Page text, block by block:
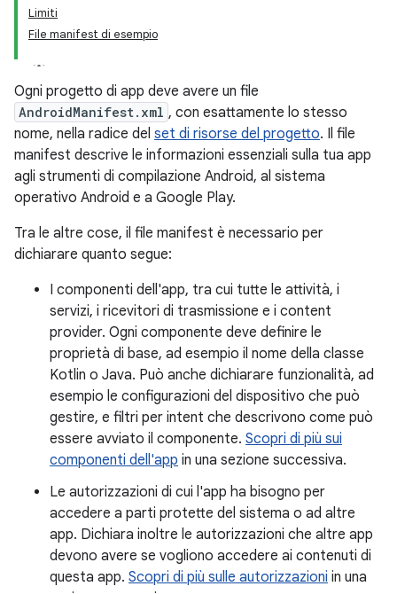
Limiti
File manifest di esempio
Ogni progetto di app deve avere un file
AndroidManifest.xml , con esattamente lo stesso
nome, nella radice del set di risorse del progetto. Il file
manifest descrive le informazioni essenziali sulla tua app
agli strumenti di compilazione Android, al sistema
operativo Android e a Google Play.
Tra le altre cose, il file manifest è necessario per
dichiarare quanto segue:
I componenti dell'app, tra cui tutte le attività, i
servizi, i ricevitori di trasmissione e i content
provider. Ogni componente deve definire le
proprietà di base, ad esempio il nome della classe
Kotlin o Java. Può anche dichiarare funzionalità, ad
esempio le configurazioni del dispositivo che può
gestire, e filtri per intent che descrivono come può
essere avviato il componente. Scopri di più sui
componenti dell'app in una sezione successiva.
Le autorizzazioni di cui l'app ha bisogno per
accedere a parti protette del sistema o ad altre
app. Dichiara inoltre le autorizzazioni che altre app
devono avere se vogliono accedere ai contenuti di
questa app. Scopri di più sulle autorizzazioni in una